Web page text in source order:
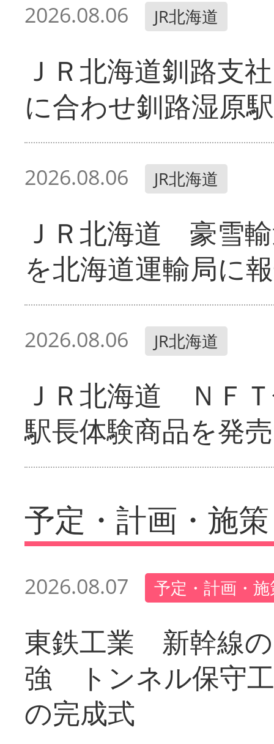
2026.08.06 JR北海道
ＪＲ北海道釧路支
に合わせ釧路湿原
2026.08.06 JR北海道
ＪＲ北海道 豪雪
を北海道運輸局に
2026.08.06 JR北海道
ＪＲ北海道 ＮＦ
駅長体験商品を発売
予定・計画・施策
2026.08.07 予定・計画・
東鉄工業 新幹線
強 トンネル保守
の完成式